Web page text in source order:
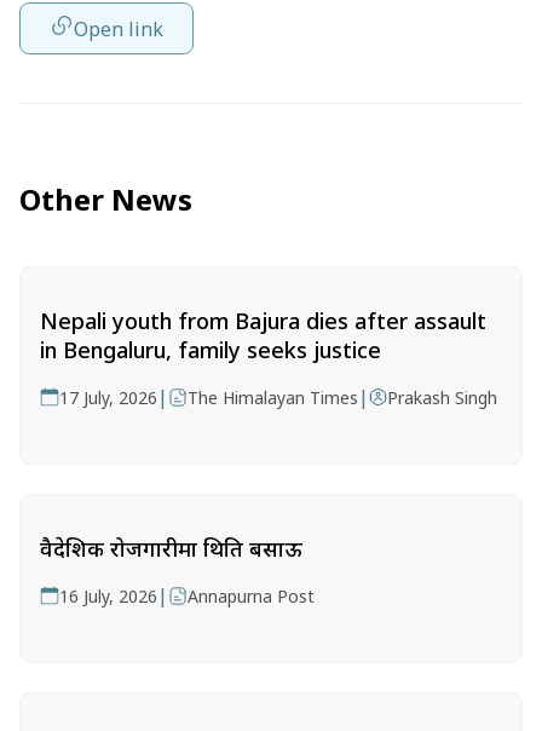
Open link
Other News
Nepali youth from Bajura dies after assault
in Bengaluru, family seeks justice
17 July, 2026 | The Himalayan Times | Prakash Singh
वैदेशिक रोजगारीमा थिति बसाऊ
16 July, 2026 | Annapurna Post